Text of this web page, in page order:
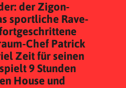
der Zigon-
sportliche Rave-
Chef Patrick
Zeit für seinen
9 Stunden
House und